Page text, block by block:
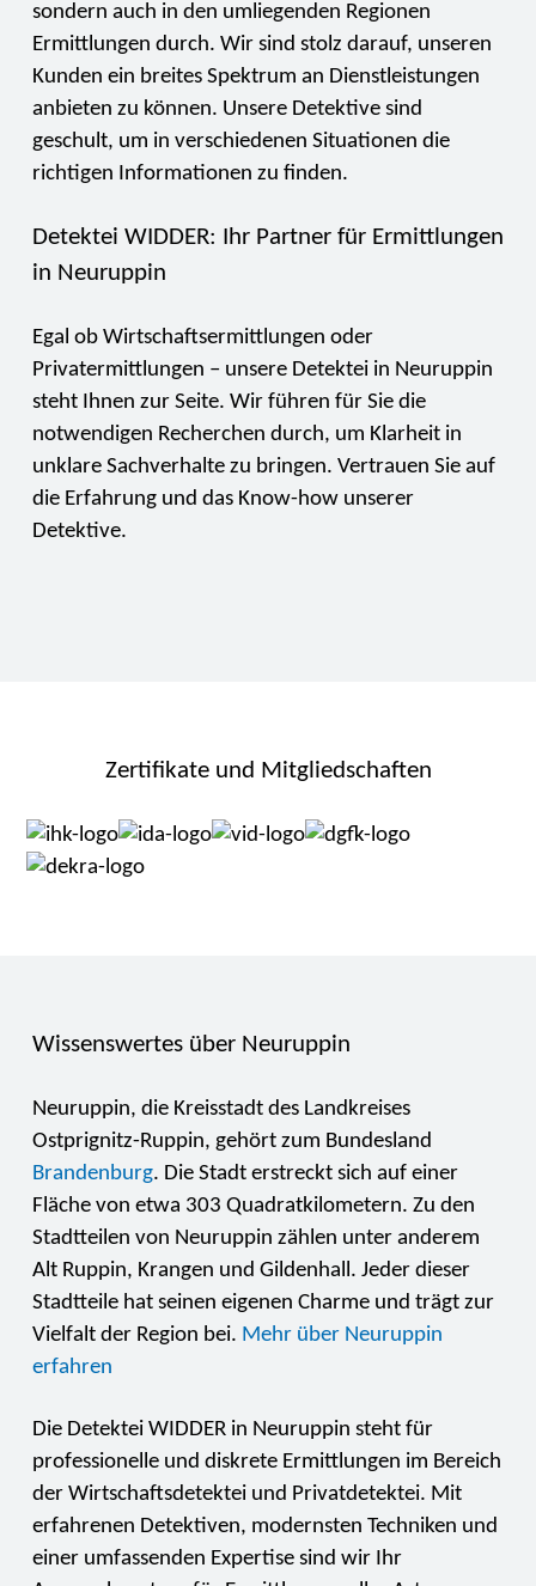
sondern auch in den umliegenden Regionen
Ermittlungen durch. Wir sind stolz darauf, unseren
Kunden ein breites Spektrum an Dienstleistungen
anbieten zu können. Unsere Detektive sind
geschult, um in verschiedenen Situationen die
richtigen Informationen zu finden.
Detektei WIDDER: Ihr Partner für Ermittlungen
in Neuruppin
Egal ob Wirtschaftsermittlungen oder
Privatermittlungen – unsere Detektei in Neuruppin
steht Ihnen zur Seite. Wir führen für Sie die
notwendigen Recherchen durch, um Klarheit in
unklare Sachverhalte zu bringen. Vertrauen Sie auf
die Erfahrung und das Know-how unserer
Detektive.
Zertifikate und Mitgliedschaften
Wissenswertes über Neuruppin
Neuruppin, die Kreisstadt des Landkreises
Ostprignitz-Ruppin, gehört zum Bundesland
Brandenburg. Die Stadt erstreckt sich auf einer
Fläche von etwa 303 Quadratkilometern. Zu den
Stadtteilen von Neuruppin zählen unter anderem
Alt Ruppin, Krangen und Gildenhall. Jeder dieser
Stadtteile hat seinen eigenen Charme und trägt zur
Vielfalt der Region bei. Mehr über Neuruppin
erfahren
Die Detektei WIDDER in Neuruppin steht für
professionelle und diskrete Ermittlungen im Bereich
der Wirtschaftsdetektei und Privatdetektei. Mit
erfahrenen Detektiven, modernsten Techniken und
einer umfassenden Expertise sind wir Ihr